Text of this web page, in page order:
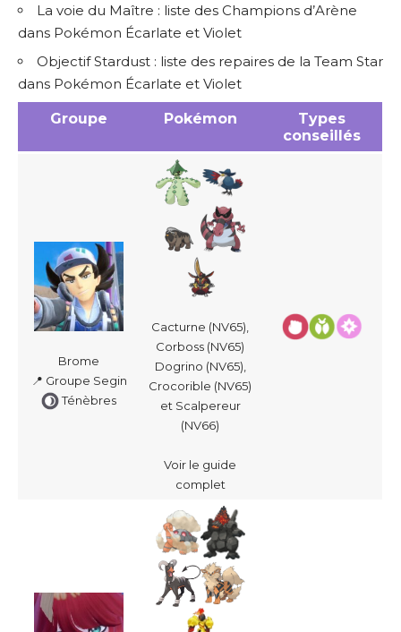
La voie du Maître : liste des Champions d’Arène
dans Pokémon Écarlate et Violet
Objectif Stardust : liste des repaires de la Team Star
dans Pokémon Écarlate et Violet
Groupe Pokémon
Types
conseillés
Brome
📍 Groupe Segin
Ténèbres
Cacturne (NV65),
Corboss (NV65)
Dogrino (NV65),
Crocorible (NV65)
et Scalpereur
(NV66)
Voir le guide
complet